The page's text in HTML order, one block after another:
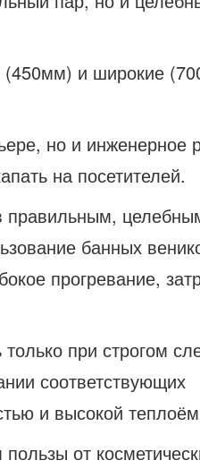
и широкие
но и инженерное
на посетителей.
правильным,
банных
прогревание,
при строгом
соответствующих
и высокой
от